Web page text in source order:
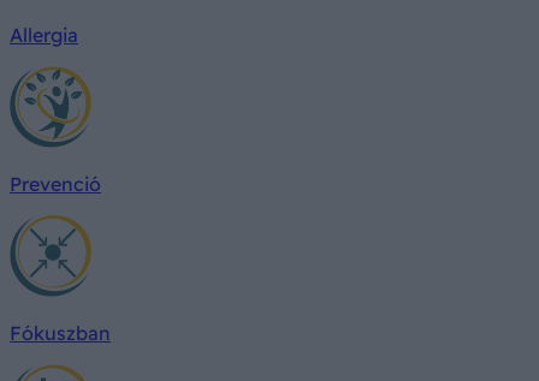
Allergia
Prevenció
Fókuszban